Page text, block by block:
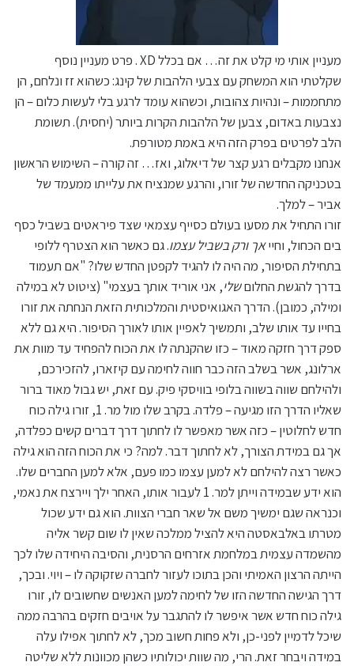
מעניין אותי מי קלט את זה… אם בכלל XD . פרט מעניין נוסף
שקלטתי הוא המשחק עם צבעי הלהבות של קינג: כשהוא זז ונלחם, הן
מתחממות – ונהיות צהובות, וכשהוא עומד לרגע בלי לעשות כלום – הן
נצבעות באדום, צבען של הלהבות הקרות ביותר (יחסית). תשומת
הלב לפרטים בפרק הזה היא באמת מטורפת.
אנחנו מקבלים רגע קצר של דיאלוג, ואז… זה קורה – השימוש הראשון
בטכניקה החדשה של זורו, והרגע שמנציח את עלייתו ממעמד של
אביר – למלך.
זורו התחיל את מסעו בעולם כסייף עצמאי שצד פיראטים בשביל כסף
בים הכחול, וחייאך ורק בשביל עצמו. גם כאשר הוא הצטרף ללופי
בתחילת הסיפור, מה היה לו להגיד לקפטן החדש שלו? "אם תעמוד
בדרך להגשת החלוםשלי, אני אוריד אותך בעצמי" (ציטוט לא במילה
ומילה, כמובן). הדרך האגואיסטית והמלכותית הזאת הנחתה את זורו
בחייו עד אותו שלב, ותמשיך לאפיין אותו לאורך הסיפור. היא גם ללא
ספק דרך חזקה מאוד – כזו שהקנתה לו את הכוח להפחיד עד מוות את
ארלונג, אשר בשלב הזה כבר חווה לחימה עם קיזארו, להזכירכם,
ולהילחם שווה בשווה בלופי בוויסקי פיק. עם זאת, יש גבול מאוד ברור
שאליו הדרך הזו מגיעה – פלדה. בקרב שלו מול מר. 1, זורו גילה כוח
חדש לחלוטין – כזה אשר מאפשר לו לחתוך דרך דברים קשים כפלדה,
אך גם במידת הצורך, לא לחתוך דבר. למה? כי את הכוח הזה הוא גילה
כאשר רצה להילחם לא למען עצמו כמו פעם, אלא למען החברים שלו.
הוא ידע שבמידה וייתן למר. 1 לעבור אותו, האחר ילך ויירצח את נאמי,
וכנראה שגם ימשיך משם אל שאר חברי הצוות. הוא גם ידע שכול
מטרתו באלבאסטה היא להציל ממלכה שאין לו שום קשר אליה
מהשמדה עצמית במלחמת אזרחים הרסנית, והסיבה היחידה שלו לכך
הייתה הרצון האמיתי והכן בתוכו לעזור לחברה שזקוקה לו – ויוי. ובכך,
דרך הגישה החדשה הזו של לחימה למען האנשים שחשובים לו, זורו
גילה כוח חדש אשר איפשר לו להתגבר על אויבים חזקים בהרבה ממה
שיכל לדמיין לפני-כן, ולא פחות חשוב מכך, לא לחתוך אפילו עלה
במידה ויבחר זאת. הרי, מה שוות יכולותיו כשהן מכוונות ללא שליטה